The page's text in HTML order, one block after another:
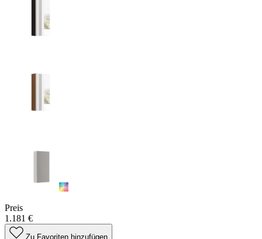
Preis
1.181 €
Zu Favoriten hinzufügen